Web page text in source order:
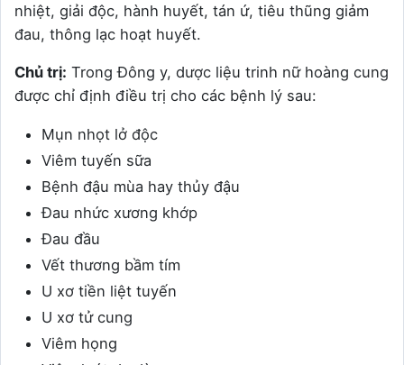
nhiệt, giải độc, hành huyết, tán ứ, tiêu thũng giảm
đau, thông lạc hoạt huyết.
Chủ trị: Trong Đông y, dược liệu trinh nữ hoàng cung
được chỉ định điều trị cho các bệnh lý sau:
Mụn nhọt lở độc
Viêm tuyến sữa
Bệnh đậu mùa hay thủy đậu
Đau nhức xương khớp
Đau đầu
Vết thương bầm tím
U xơ tiền liệt tuyến
U xơ tử cung
Viêm họng